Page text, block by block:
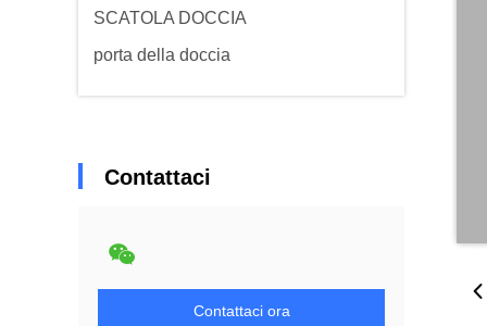
SCATOLA DOCCIA
porta della doccia
Contattaci
Contattaci ora